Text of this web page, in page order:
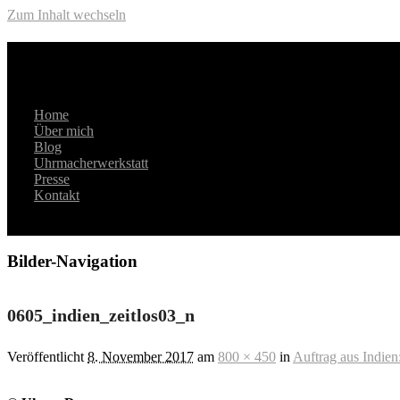
Zum Inhalt wechseln
Home
Über mich
Blog
Uhrmacherwerkstatt
Presse
Kontakt
Bilder-Navigation
0605_indien_zeitlos03_n
Veröffentlicht 8. November 2017 am 800 × 450 in Auftrag aus